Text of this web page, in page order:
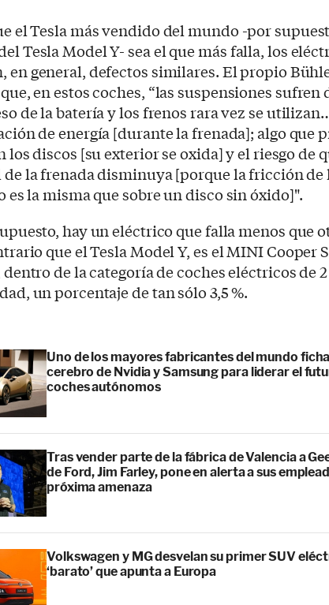
el Tesla más vendido del mundo -por
Tesla Model Y- sea el que más falla, los
en general, defectos similares. El propio
en estos coches, “las suspensiones sufren
de la batería y los frenos rara vez se
de energía [durante la frenada]; algo que
los discos [su exterior se oxida] y el riesgo de
la frenada disminuya [porque la fricción de
es la misma que sobre un disco sin óxido]".
hay un eléctrico que falla menos que
que el Tesla Model Y, es el MINI Cooper
de la categoría de coches eléctricos de 2
un porcentaje de tan sólo 3,5 %.
Uno de los mayores fabricantes del mundo
cerebro de Nvidia y Samsung para liderar el
coches autónomos
Tras vender parte de la fábrica de Valencia a
de Ford, Jim Farley, pone en alerta a sus
próxima amenaza
Volkswagen y MG desvelan su primer SUV
‘barato’ que apunta a Europa